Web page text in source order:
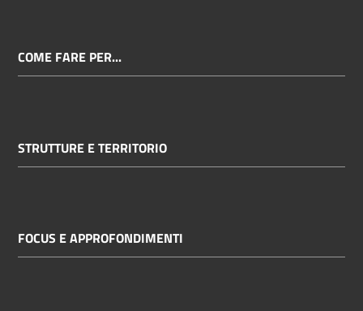
COME FARE PER...
STRUTTURE E TERRITORIO
FOCUS E APPROFONDIMENTI